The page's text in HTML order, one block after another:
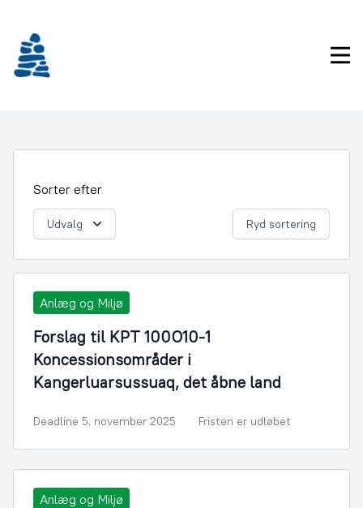
indhold
Sorter efter
Udvalg Ryd sortering
Anlæg og Miljø
Forslag til KPT 100O10-1
Koncessionsområder i
Kangerluarsussuaq, det åbne land
Deadline 5. november 2025 Fristen er udløbet
Anlæg og Miljø